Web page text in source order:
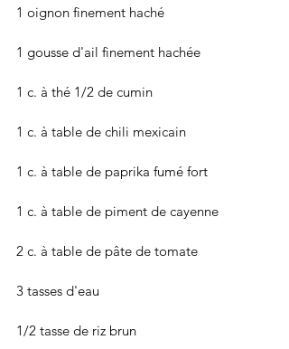
1 oignon finement haché
1 gousse d'ail finement hachée
1 c. à thé 1/2 de cumin
1 c. à table de chili mexicain
1 c. à table de paprika fumé fort
1 c. à table de piment de cayenne
2 c. à table de pâte de tomate
3 tasses d'eau
1/2 tasse de riz brun